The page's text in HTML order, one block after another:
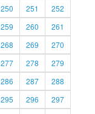
250 251
252
259 260
261
268 269
270
277 278
279
286 287
288
295 296
297